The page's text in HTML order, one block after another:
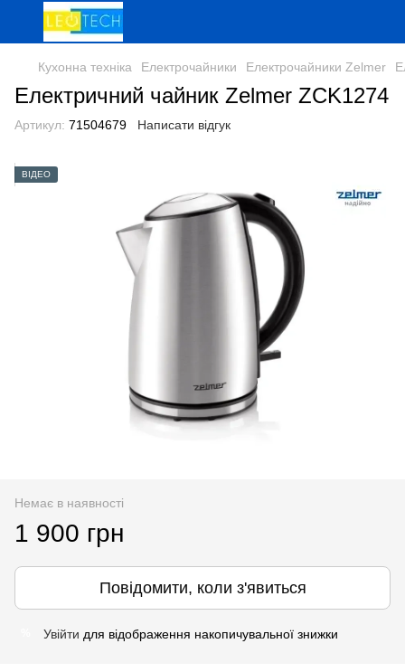
Кухонна техніка Електрочайники Електрочайники Zelmer
Електричний чайник Zelmer ZCK1274
Артикул: 71504679 Написати відгук
ВІДЕО
Немає в наявності
1 900 грн
Повідомити, коли з'явиться
Увійти для відображення накопичувальної знижки